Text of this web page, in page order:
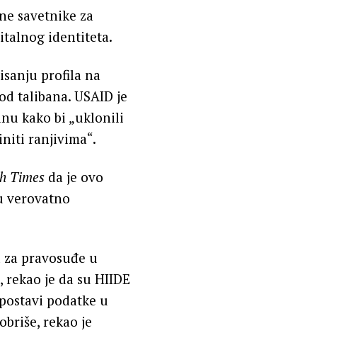
savetnike za
identiteta.
profila na
talibana. USAID je
kako bi „uklonili
ranjivima“.
Times da je ovo
verovatno
pravosuđe u
je da su HIIDE
podatke u
rekao je